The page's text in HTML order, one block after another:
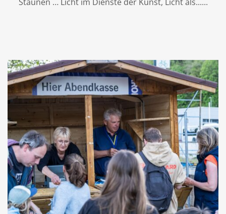
Staunen … Licht im Dienste der Kunst, Licht als...